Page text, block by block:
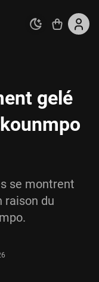
gelé
se montrent
raison du